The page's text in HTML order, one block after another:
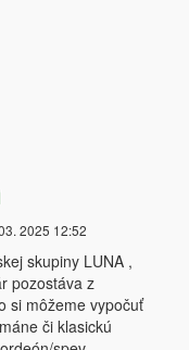
2025 12:52
skupiny LUNA ,
pozostáva z
si môžeme vypočuť
či klasickú